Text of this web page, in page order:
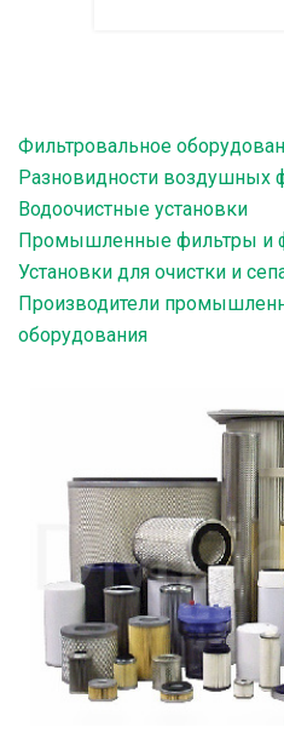
Фильтровальное
Разновидности воздушных
Водоочистные установки
Промышленные фильтры и
Установки для очистки и
Производители
оборудования